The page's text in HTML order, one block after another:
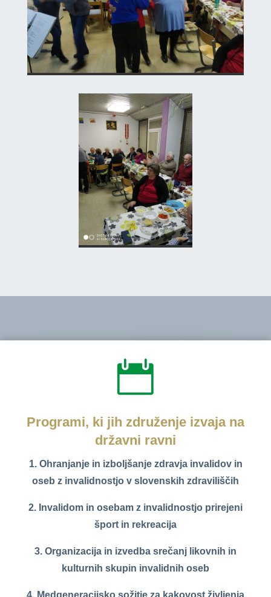

Programi, ki jih združenje izvaja na
državni ravni
1. Ohranjanje in izboljšanje zdravja invalidov in
oseb z invalidnostjo v slovenskih zdraviliščih
2. Invalidom in osebam z invalidnostjo prirejeni
šport in rekreacija
3. Organizacija in izvedba srečanj likovnih in
kulturnih skupin invalidnih oseb